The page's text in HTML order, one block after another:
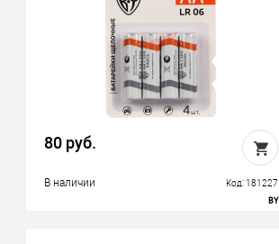
80 руб.
В наличии Код: 181227
BY